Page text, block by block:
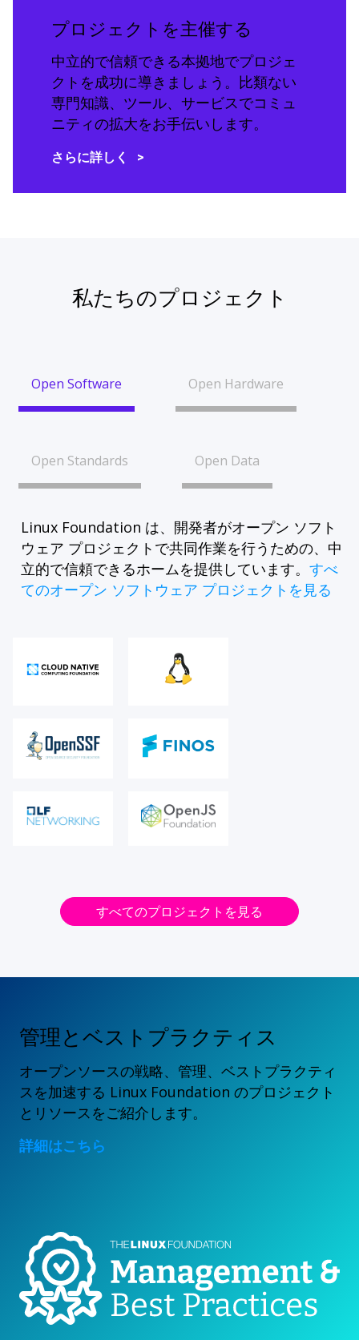
プロジェクトを主催する
中立的で信頼できる本拠地でプロジェ
クトを成功に導きましょう。比類ない
専門知識、ツール、サービスでコミュ
ニティの拡大をお手伝いします。
さらに詳しく
私たちのプロジェクト
Open Software Open Hardware
Open Standards Open Data
Linux Foundation は、開発者がオープン ソフト
ウェア プロジェクトで共同作業を行うための、中
立的で信頼できるホームを提供しています。 すべ
てのオープン ソフトウェア プロジェクトを見る
すべてのプロジェクトを見る
管理とベストプラクティス
オープンソースの戦略、管理、ベストプラクティ
スを加速する Linux Foundation のプロジェクト
とリソースをご紹介します。
詳細はこちら